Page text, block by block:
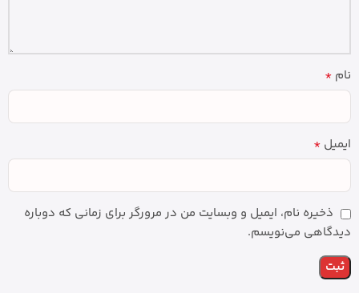
نام *
ایمیل *
ذخیره نام، ایمیل و وبسایت من در مرورگر برای زمانی که دوباره
دیدگاهی می‌نویسم.